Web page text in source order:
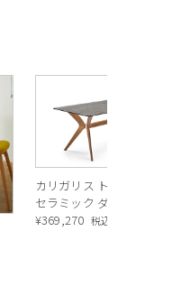
カリガリス トウキョウ
セラミック ダイニング
テーブル ／ Calligaris
¥369,270 税込